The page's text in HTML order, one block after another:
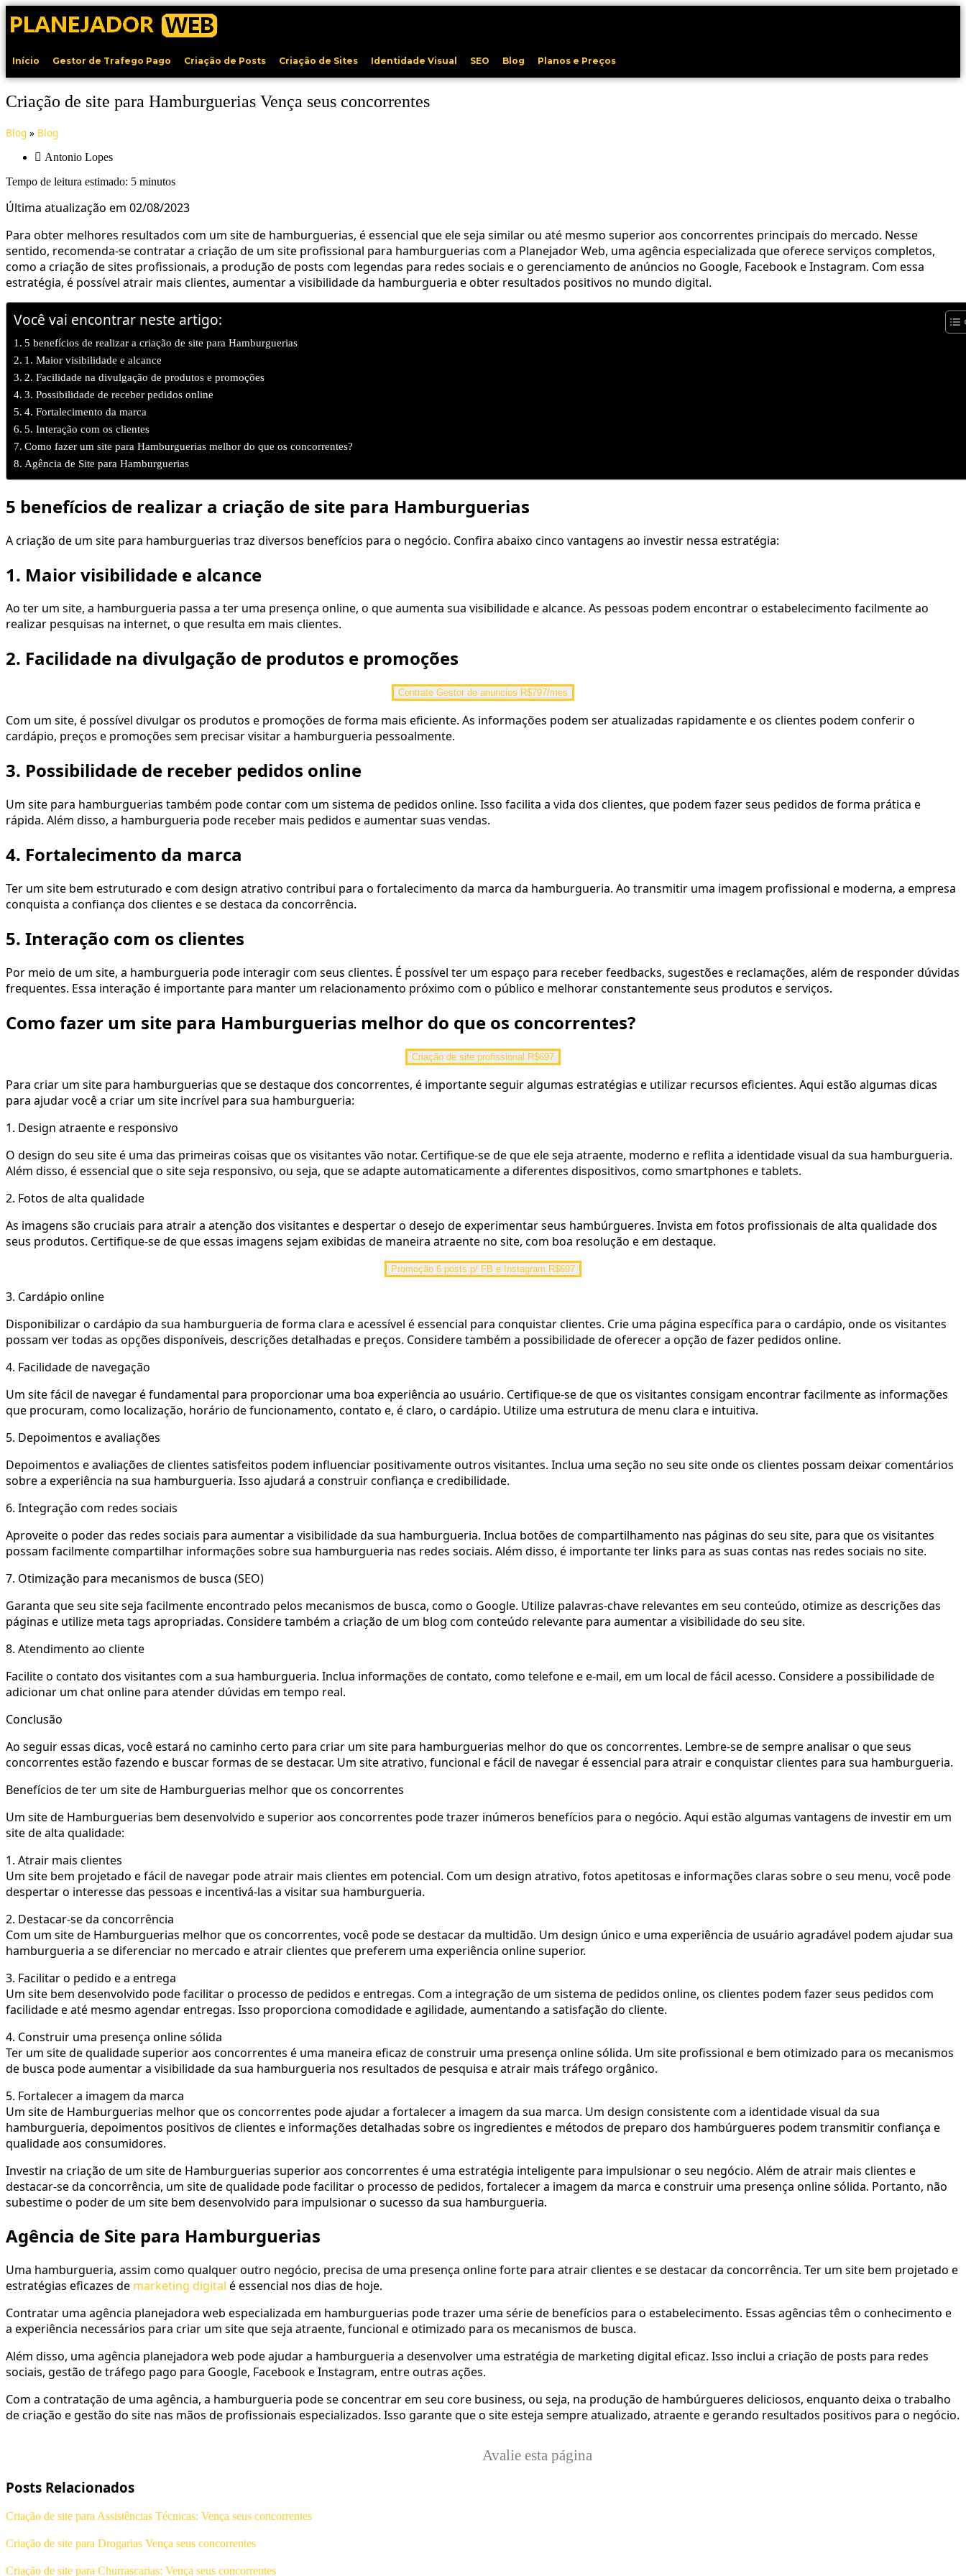
para
Início Gestor de Trafego Pago Criação de Posts Criação de Sites Identidade Visual SEO Blog Planos e Preços
Criação de site para Hamburguerias Vença seus concorrentes
Blog » Blog
Antonio Lopes
Tempo de leitura estimado: 5 minutos
Última atualização em 02/08/2023
Para obter melhores resultados com um site de hamburguerias, é essencial que ele seja similar ou até mesmo superior aos concorrentes principais do mercado. Nesse
sentido, recomenda-se contratar a criação de um site profissional para hamburguerias com a Planejador Web, uma agência especializada que oferece serviços completos,
como a criação de sites profissionais, a produção de posts com legendas para redes sociais e o gerenciamento de anúncios no Google, Facebook e Instagram. Com essa
estratégia, é possível atrair mais clientes, aumentar a visibilidade da hamburgueria e obter resultados positivos no mundo digital.
Você vai encontrar neste artigo:
5 benefícios de realizar a criação de site para Hamburguerias
1. Maior visibilidade e alcance
2. Facilidade na divulgação de produtos e promoções
3. Possibilidade de receber pedidos online
4. Fortalecimento da marca
5. Interação com os clientes
Como fazer um site para Hamburguerias melhor do que os concorrentes?
Agência de Site para Hamburguerias
5 benefícios de realizar a criação de site para Hamburguerias
A criação de um site para hamburguerias traz diversos benefícios para o negócio. Confira abaixo cinco vantagens ao investir nessa estratégia:
1. Maior visibilidade e alcance
Ao ter um site, a hamburgueria passa a ter uma presença online, o que aumenta sua visibilidade e alcance. As pessoas podem encontrar o estabelecimento facilmente ao
realizar pesquisas na internet, o que resulta em mais clientes.
2. Facilidade na divulgação de produtos e promoções
Contrate Gestor de anuncios R$797/mes
Com um site, é possível divulgar os produtos e promoções de forma mais eficiente. As informações podem ser atualizadas rapidamente e os clientes podem conferir o
cardápio, preços e promoções sem precisar visitar a hamburgueria pessoalmente.
3. Possibilidade de receber pedidos online
Um site para hamburguerias também pode contar com um sistema de pedidos online. Isso facilita a vida dos clientes, que podem fazer seus pedidos de forma prática e
rápida. Além disso, a hamburgueria pode receber mais pedidos e aumentar suas vendas.
4. Fortalecimento da marca
Ter um site bem estruturado e com design atrativo contribui para o fortalecimento da marca da hamburgueria. Ao transmitir uma imagem profissional e moderna, a empresa
conquista a confiança dos clientes e se destaca da concorrência.
5. Interação com os clientes
Por meio de um site, a hamburgueria pode interagir com seus clientes. É possível ter um espaço para receber feedbacks, sugestões e reclamações, além de responder dúvidas
frequentes. Essa interação é importante para manter um relacionamento próximo com o público e melhorar constantemente seus produtos e serviços.
Como fazer um site para Hamburguerias melhor do que os concorrentes?
Criação de site profissional R$697
Para criar um site para hamburguerias que se destaque dos concorrentes, é importante seguir algumas estratégias e utilizar recursos eficientes. Aqui estão algumas dicas
para ajudar você a criar um site incrível para sua hamburgueria:
1. Design atraente e responsivo
O design do seu site é uma das primeiras coisas que os visitantes vão notar. Certifique-se de que ele seja atraente, moderno e reflita a identidade visual da sua hamburgueria.
Além disso, é essencial que o site seja responsivo, ou seja, que se adapte automaticamente a diferentes dispositivos, como smartphones e tablets.
2. Fotos de alta qualidade
As imagens são cruciais para atrair a atenção dos visitantes e despertar o desejo de experimentar seus hambúrgueres. Invista em fotos profissionais de alta qualidade dos
seus produtos. Certifique-se de que essas imagens sejam exibidas de maneira atraente no site, com boa resolução e em destaque.
Promoção 6 posts p/ FB e Instagram R$697
3. Cardápio online
Disponibilizar o cardápio da sua hamburgueria de forma clara e acessível é essencial para conquistar clientes. Crie uma página específica para o cardápio, onde os visitantes
possam ver todas as opções disponíveis, descrições detalhadas e preços. Considere também a possibilidade de oferecer a opção de fazer pedidos online.
4. Facilidade de navegação
Um site fácil de navegar é fundamental para proporcionar uma boa experiência ao usuário. Certifique-se de que os visitantes consigam encontrar facilmente as informações
que procuram, como localização, horário de funcionamento, contato e, é claro, o cardápio. Utilize uma estrutura de menu clara e intuitiva.
5. Depoimentos e avaliações
Depoimentos e avaliações de clientes satisfeitos podem influenciar positivamente outros visitantes. Inclua uma seção no seu site onde os clientes possam deixar comentários
sobre a experiência na sua hamburgueria. Isso ajudará a construir confiança e credibilidade.
6. Integração com redes sociais
Aproveite o poder das redes sociais para aumentar a visibilidade da sua hamburgueria. Inclua botões de compartilhamento nas páginas do seu site, para que os visitantes
possam facilmente compartilhar informações sobre sua hamburgueria nas redes sociais. Além disso, é importante ter links para as suas contas nas redes sociais no site.
7. Otimização para mecanismos de busca (SEO)
Garanta que seu site seja facilmente encontrado pelos mecanismos de busca, como o Google. Utilize palavras-chave relevantes em seu conteúdo, otimize as descrições das
páginas e utilize meta tags apropriadas. Considere também a criação de um blog com conteúdo relevante para aumentar a visibilidade do seu site.
8. Atendimento ao cliente
Facilite o contato dos visitantes com a sua hamburgueria. Inclua informações de contato, como telefone e e-mail, em um local de fácil acesso. Considere a possibilidade de
adicionar um chat online para atender dúvidas em tempo real.
Conclusão
Ao seguir essas dicas, você estará no caminho certo para criar um site para hamburguerias melhor do que os concorrentes. Lembre-se de sempre analisar o que seus
concorrentes estão fazendo e buscar formas de se destacar. Um site atrativo, funcional e fácil de navegar é essencial para atrair e conquistar clientes para sua hamburgueria.
Benefícios de ter um site de Hamburguerias melhor que os concorrentes
Um site de Hamburguerias bem desenvolvido e superior aos concorrentes pode trazer inúmeros benefícios para o negócio. Aqui estão algumas vantagens de investir em um
site de alta qualidade:
1. Atrair mais clientes
Um site bem projetado e fácil de navegar pode atrair mais clientes em potencial. Com um design atrativo, fotos apetitosas e informações claras sobre o seu menu, você pode
despertar o interesse das pessoas e incentivá-las a visitar sua hamburgueria.
2. Destacar-se da concorrência
Com um site de Hamburguerias melhor que os concorrentes, você pode se destacar da multidão. Um design único e uma experiência de usuário agradável podem ajudar sua
hamburgueria a se diferenciar no mercado e atrair clientes que preferem uma experiência online superior.
3. Facilitar o pedido e a entrega
Um site bem desenvolvido pode facilitar o processo de pedidos e entregas. Com a integração de um sistema de pedidos online, os clientes podem fazer seus pedidos com
facilidade e até mesmo agendar entregas. Isso proporciona comodidade e agilidade, aumentando a satisfação do cliente.
4. Construir uma presença online sólida
Ter um site de qualidade superior aos concorrentes é uma maneira eficaz de construir uma presença online sólida. Um site profissional e bem otimizado para os mecanismos
de busca pode aumentar a visibilidade da sua hamburgueria nos resultados de pesquisa e atrair mais tráfego orgânico.
5. Fortalecer a imagem da marca
Um site de Hamburguerias melhor que os concorrentes pode ajudar a fortalecer a imagem da sua marca. Um design consistente com a identidade visual da sua
hamburgueria, depoimentos positivos de clientes e informações detalhadas sobre os ingredientes e métodos de preparo dos hambúrgueres podem transmitir confiança e
qualidade aos consumidores.
Investir na criação de um site de Hamburguerias superior aos concorrentes é uma estratégia inteligente para impulsionar o seu negócio. Além de atrair mais clientes e
destacar-se da concorrência, um site de qualidade pode facilitar o processo de pedidos, fortalecer a imagem da marca e construir uma presença online sólida. Portanto, não
subestime o poder de um site bem desenvolvido para impulsionar o sucesso da sua hamburgueria.
Agência de Site para Hamburguerias
Uma hamburgueria, assim como qualquer outro negócio, precisa de uma presença online forte para atrair clientes e se destacar da concorrência. Ter um site bem projetado e
estratégias eficazes de marketing digital é essencial nos dias de hoje.
Contratar uma agência planejadora web especializada em hamburguerias pode trazer uma série de benefícios para o estabelecimento. Essas agências têm o conhecimento e
a experiência necessários para criar um site que seja atraente, funcional e otimizado para os mecanismos de busca.
Além disso, uma agência planejadora web pode ajudar a hamburgueria a desenvolver uma estratégia de marketing digital eficaz. Isso inclui a criação de posts para redes
sociais, gestão de tráfego pago para Google, Facebook e Instagram, entre outras ações.
Com a contratação de uma agência, a hamburgueria pode se concentrar em seu core business, ou seja, na produção de hambúrgueres deliciosos, enquanto deixa o trabalho
de criação e gestão do site nas mãos de profissionais especializados. Isso garante que o site esteja sempre atualizado, atraente e gerando resultados positivos para o negócio.
Avalie esta página
Posts Relacionados
Criação de site para Assistências Técnicas: Vença seus concorrentes
Criação de site para Drogarias Vença seus concorrentes
Criação de site para Churrascarias: Vença seus concorrentes